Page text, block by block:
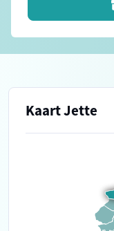
Kaart Jette